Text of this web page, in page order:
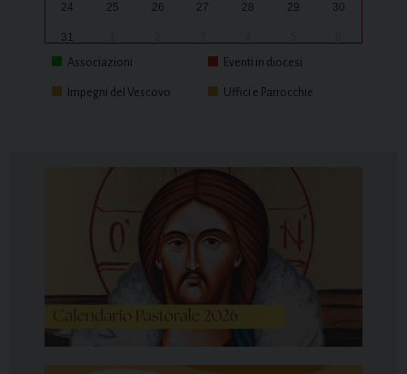
24 25 26 27 28 29 30
31
Associazioni
Eventi in diocesi
Impegni del Vescovo Uffici e Parrocchie